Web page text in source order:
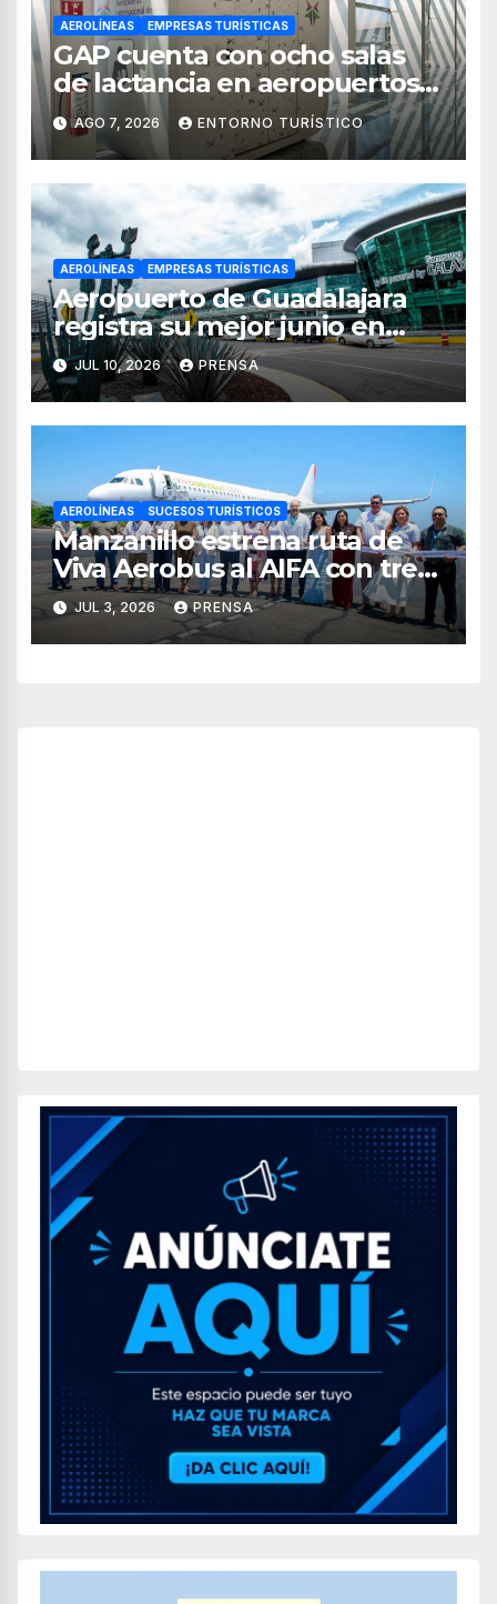
AEROLÍNEAS EMPRESAS TURÍSTICAS
GAP cuenta con ocho salas
de lactancia en aeropuertos
de México
AGO 7, 2026 ENTORNO TURÍSTICO
AEROLÍNEAS EMPRESAS TURÍSTICAS
Aeropuerto de Guadalajara
registra su mejor junio en
operaciones y pasajeros
JUL 10, 2026 PRENSA
AEROLÍNEAS SUCESOS TURÍSTICOS
Manzanillo estrena ruta de
Viva Aerobus al AIFA con tres
vuelos semanales
JUL 3, 2026 PRENSA